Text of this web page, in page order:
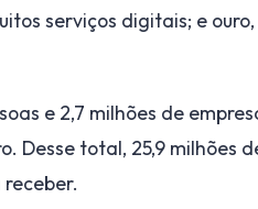
serviços digitais; e
e 2,7 milhões de
Desse total, 25,9 milhões